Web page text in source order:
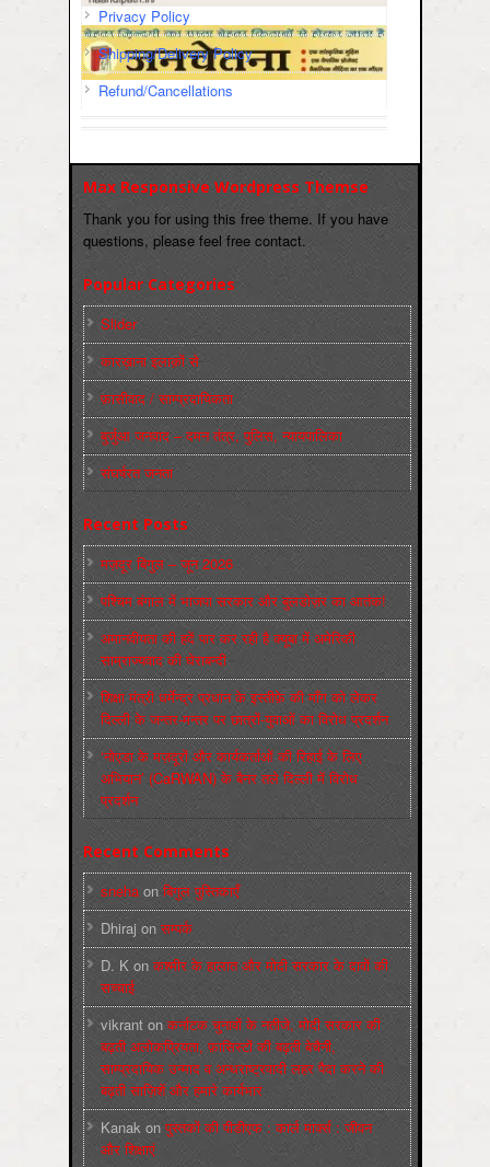
Privacy Policy
Shipping/Delivery Policy
Refund/Cancellations
Max Responsive Wordpress Themse
Thank you for using this free theme. If you have
questions, please feel free contact.
Popular Categories
Slider
कारख़ाना इलाक़ों से
फ़ासीवाद / साम्‍प्रदायिकता
बुर्जुआ जनवाद – दमन तंत्र, पुलिस, न्‍यायपालिका
संघर्षरत जनता
Recent Posts
मज़दूर बिगुल – जून 2026
पश्चिम बंगाल में भाजपा सरकार और बुलडोज़र का आतंक!
अमानवीयता की हदें पार कर रही है क्यूबा में अमेरिकी
साम्राज्यवाद की घेराबन्दी
शिक्षा मंत्री धर्मेन्द्र प्रधान के इस्तीफ़े की माँग को लेकर
दिल्ली के जन्तर-मन्तर पर छात्रों-युवाओं का विरोध प्रदर्शन
‘नोएडा के मज़दूरों और कार्यकर्ताओं की रिहाई के लिए
अभियान’ (CaRWAN) के बैनर तले दिल्ली में विरोध
प्रदर्शन
Recent Comments
sneha on बिगुल पुस्तिकाएँ
Dhiraj on सम्पर्क
D. K on कश्मीर के हालात और मोदी सरकार के दावों की
सच्चाई
vikrant onकर्नाटक चुनावों के नतीजे, मोदी सरकार की
बढ़ती अलोकप्रियता, फ़ासिस्टों की बढ़ती बेचैनी,
साम्प्रदायिक उन्माद व अन्धराष्ट्रवादी लहर पैदा करने की
बढ़ती साज़िशें और हमारे कार्यभार
Kanak onपुस्‍तकों की पीडीएफ : कार्ल मार्क्‍स : जीवन
और शिक्षाएं